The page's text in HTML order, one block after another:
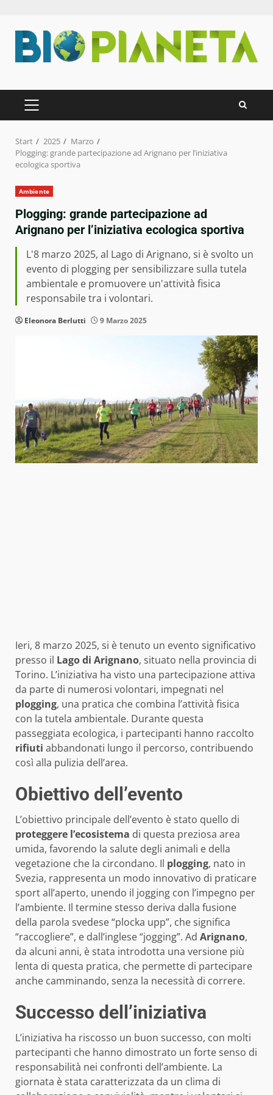
Inhalt
springen
PRIMÄRES
MENÜ
Start 2025
Marzo
Plogging: grande partecipazione ad Arignano per l’iniziativa
ecologica sportiva
Ambiente
Plogging: grande partecipazione ad
Arignano per l’iniziativa ecologica sportiva
L'8 marzo 2025, al Lago di Arignano, si è svolto un
evento di plogging per sensibilizzare sulla tutela
ambientale e promuovere un'attività fisica
responsabile tra i volontari.
Eleonora Berlutti 9 Marzo 2025
Ieri, 8 marzo 2025, si è tenuto un evento significativo
presso il Lago di Arignano, situato nella provincia di
Torino. L’iniziativa ha visto una partecipazione attiva
da parte di numerosi volontari, impegnati nel
plogging, una pratica che combina l’attività fisica
con la tutela ambientale. Durante questa
passeggiata ecologica, i partecipanti hanno raccolto
rifiuti abbandonati lungo il percorso, contribuendo
così alla pulizia dell’area.
Obiettivo dell’evento
L’obiettivo principale dell’evento è stato quello di
proteggere l’ecosistema di questa preziosa area
umida, favorendo la salute degli animali e della
vegetazione che la circondano. Il plogging, nato in
Svezia, rappresenta un modo innovativo di praticare
sport all’aperto, unendo il jogging con l’impegno per
l’ambiente. Il termine stesso deriva dalla fusione
della parola svedese “plocka upp”, che significa
“raccogliere”, e dall’inglese “jogging”. Ad Arignano,
da alcuni anni, è stata introdotta una versione più
lenta di questa pratica, che permette di partecipare
anche camminando, senza la necessità di correre.
Successo dell’iniziativa
L’iniziativa ha riscosso un buon successo, con molti
partecipanti che hanno dimostrato un forte senso di
responsabilità nei confronti dell’ambiente. La
giornata è stata caratterizzata da un clima di